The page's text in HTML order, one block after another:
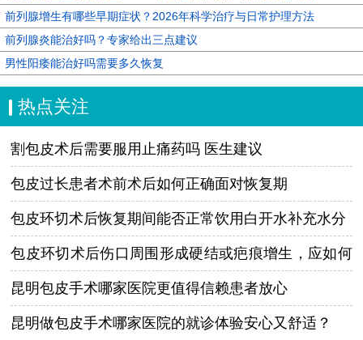
前列腺增生有哪些早期症状？2026年科学治疗与日常护理方法
前列腺炎能治好吗？专家给出三点建议
男性阳痿能治好吗需要多久恢复
热点关注
割包皮术后需要服用止痛药吗 医生建议
包皮过长患者术前术后如何正确面对恢复期
包皮环切术后恢复期间能否正常饮用白开水补充水分
包皮环切术后伤口周围形成硬结或疤痕增生，应如何
处理与干预？
昆明包皮手术哪家医院更值得信赖患者放心
昆明做包皮手术哪家医院的就诊体验安心又舒适？